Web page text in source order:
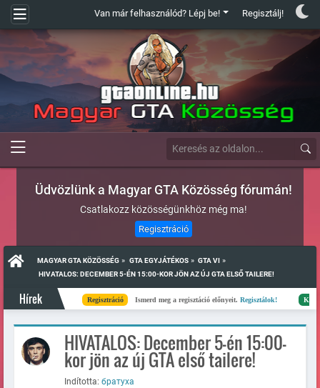
Van már felhasználód? Lépj be! Regisztálj!
Üdvözlünk a Magyar GTA Közösség fórumán!
Csatlakozz közösségünkhöz még ma!
Regisztráció
MAGYAR GTA KÖZÖSSÉG » GTA EGYJÁTÉKOS » GTA VI »
HIVATALOS: DECEMBER 5-ÉN 15:00-KOR JÖN AZ ÚJ GTA ELSŐ TAILERE!
Hírek Regisztráció Ismerd meg a regisztáció előnyeit.Regisztálok!
HIVATALOS: December 5-én 15:00-
kor jön az új GTA első tailere!
Indította: братуха